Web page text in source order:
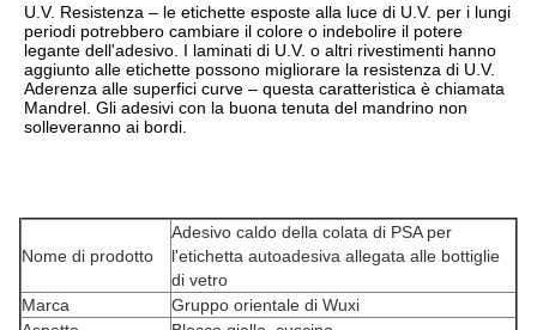
U.V. Resistenza – le etichette esposte alla luce di U.V. per i lungi
periodi potrebbero cambiare il colore o indebolire il potere
legante dell'adesivo. I laminati di U.V. o altri rivestimenti hanno
aggiunto alle etichette possono migliorare la resistenza di U.V.
Aderenza alle superfici curve – questa caratteristica è chiamata
Mandrel. Gli adesivi con la buona tenuta del mandrino non
solleveranno ai bordi.
Nome di prodotto
Adesivo caldo della colata di PSA per
l'etichetta autoadesiva allegata alle bottiglie
di vetro
Marca
Gruppo orientale di Wuxi